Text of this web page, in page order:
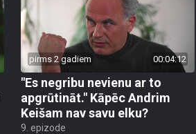
pirms 2 gadiem 00:04:12
"Es negribu nevienu ar to
apgrūtināt." Kāpēc Andrim
Keišam nav savu elku?
9. epizode